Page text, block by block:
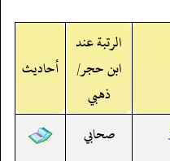
الرتبة عند
ابن حجر/
ذهبي
أحاديث
صحابي